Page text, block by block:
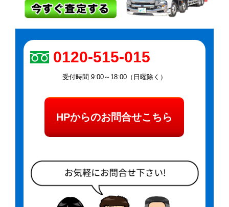
0120-515-015
受付時間 9:00～18:00（日曜除く）
HPからのお問合せこちら